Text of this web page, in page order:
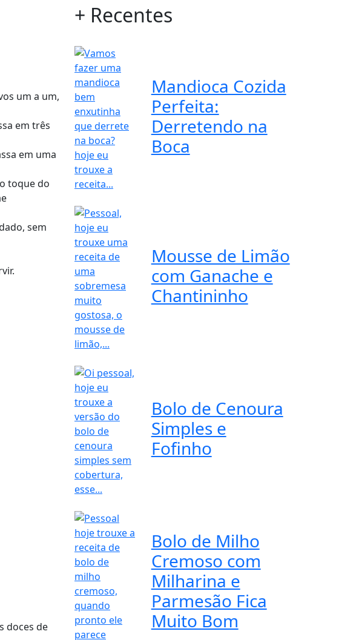
um a um,
em três
em uma
toque do
sem
doces de
+ Recentes
Mandioca Cozida
Perfeita:
Derretendo na
Boca
Mousse de Limão
com Ganache e
Chantininho
Bolo de Cenoura
Simples e
Fofinho
Bolo de Milho
Cremoso com
Milharina e
Parmesão Fica
Muito Bom